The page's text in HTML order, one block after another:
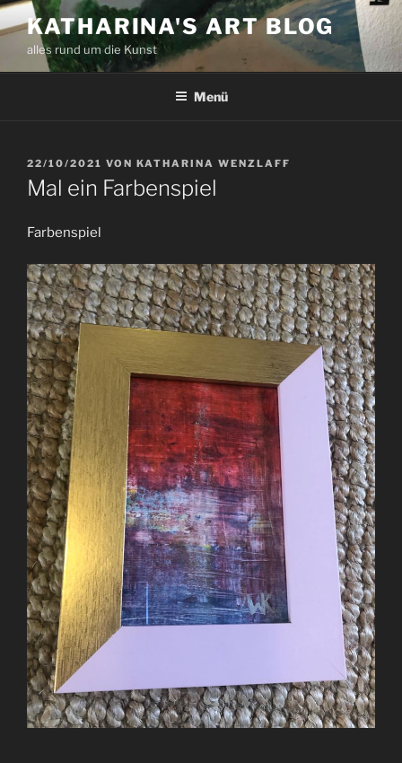
Zum
Inhalt
springen
KATHARINA'S ART BLOG
alles rund um die Kunst
Menü
VERÖFFENTLICHT
AM
22/10/2021 VON KATHARINA WENZLAFF
Mal ein Farbenspiel
Farbenspiel